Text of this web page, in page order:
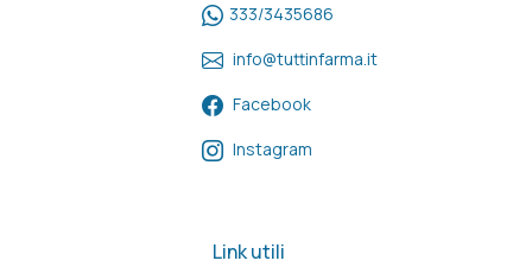
333/3435686
info@tuttinfarma.it
Facebook
Instagram
Link utili